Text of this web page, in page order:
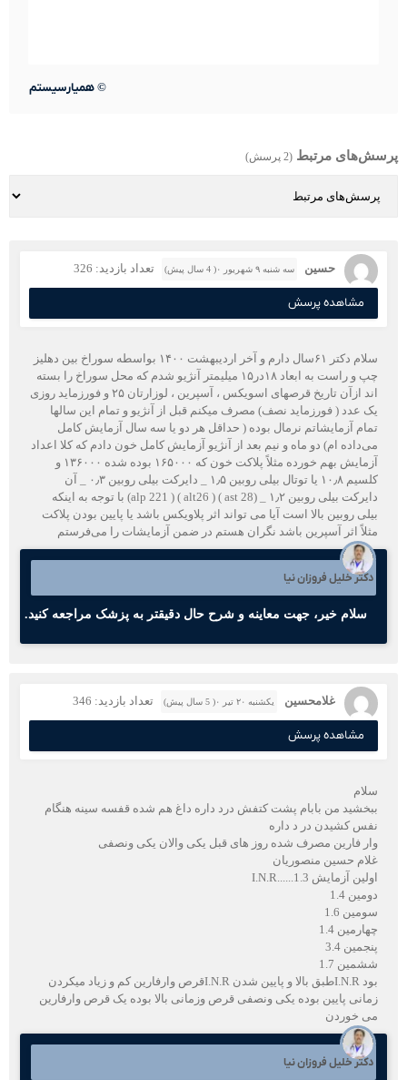
© همیارسیستم
پرسش‌های مرتبط (2 پرسش)
حسین سه شنبه ۹ شهریور ۰( 4 سال پیش) تعداد بازدید: 326
مشاهده پرسش
سلام دکتر ۶۱سال دارم و آخر اردیبهشت ۱۴۰۰ بواسطه سوراخ بین دهلیز
چپ و راست به ابعاد ۱۸در۱۵ میلیمتر آنژیو شدم که محل سوراخ را بسته
اند ازآن تاریخ قرصهای اسویکس ، آسپرین ، لوزارتان ۲۵ و فورزماید روزی
یک عدد ( فورزماید نصف) مصرف میکنم قبل از آنژیو و تمام این سالها
تمام آزمایشاتم نرمال بوده ( حداقل هر دو یا سه سال آزمایش کامل
می‌داده ام) دو ماه و نیم بعد از آنژیو آزمایش کامل خون دادم که کلا اعداد
آزمایش بهم خورده مثلاً پلاکت خون که ۱۶۵۰۰۰ بوده شده ۱۳۶۰۰۰ و
کلسیم ۱۰٫۸ یا توتال بیلی روبین ۱٫۵ _ دایرکت بیلی روبین ۰٫۳ _ آن
دایرکت بیلی روبین ۱٫۲ _ (ast 28 ) ( alt26 ) ( alp 221) با توجه به اینکه
بیلی روبین بالا است آیا می تواند اثر پلاویکس باشد یا پایین بودن پلاکت
مثلاً اثر آسپرین باشد نگران هستم در ضمن آزمایشات را می‌فرستم
دکتر خلیل فروزان نیا
سلام خیر، جهت معاینه و شرح حال دقیقتر به پزشک مراجعه کنید.
غلامحسین یکشنبه ۲۰ تیر ۰( 5 سال پیش) تعداد بازدید: 346
مشاهده پرسش
سلام
ببخشید من بابام پشت کتفش درد داره داغ هم شده قفسه سینه هنگام
نفس کشیدن در د داره
وار فارین مصرف شده روز های قبل یکی والان یکی ونصفی
غلام حسین منصوریان
اولین آزمایش I.N.R......1.3
دومین 1.4
سومین 1.6
چهارمین 1.4
پنجمین 3.4
ششمین 1.7
بود I.N.Rطبق بالا و پایین شدن I.N.Rقرص وارفارین کم و زیاد میکردن
زمانی پایین بوده یکی ونصفی قرص وزمانی بالا بوده یک قرص وارفارین
می خوردن
دکتر خلیل فروزان نیا